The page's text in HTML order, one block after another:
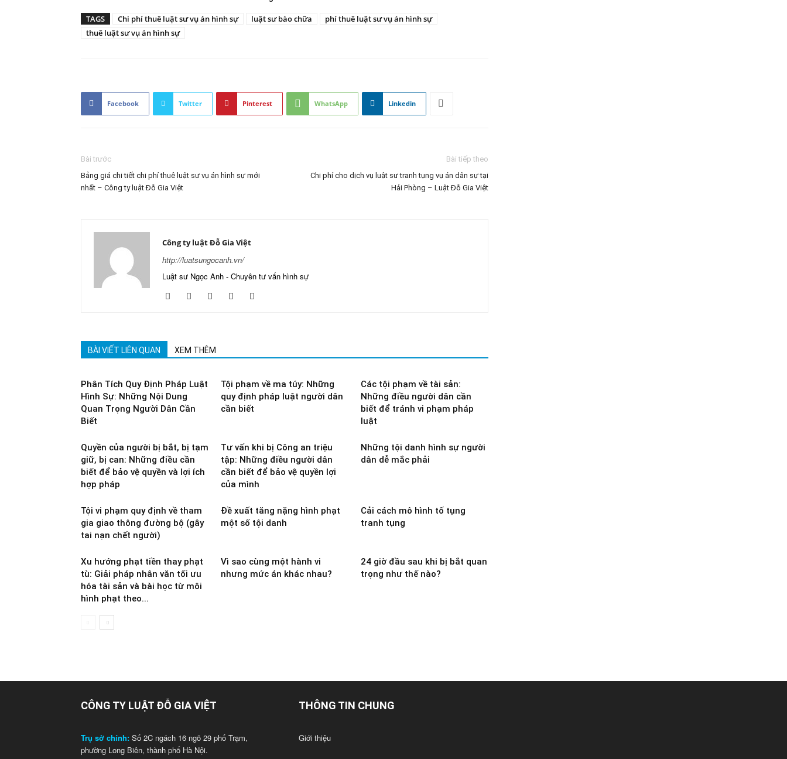
TAGS Chi phí thuê luật sư vụ án hình sự luật sư bào chữa
phí thuê luật sư vụ án hình sự
thuê luật sư vụ án hình sự
Facebook Twitter Pinterest WhatsApp Linkedin
Bài trước
Bảng giá chi tiết chi phí thuê luật sư vụ án hình sự mới
nhất – Công ty luật Đỗ Gia Việt
Bài tiếp theo
Chi phí cho dịch vụ luật sư tranh tụng vụ án dân sự tại
Hải Phòng – Luật Đỗ Gia Việt
Công ty luật Đỗ Gia Việt
http://luatsungocanh.vn/
Luật sư Ngọc Anh - Chuyên tư vấn hình sự
BÀI VIẾT LIÊN QUAN XEM THÊM
Phân Tích Quy Định Pháp Luật
Hình Sự: Những Nội Dung
Quan Trọng Người Dân Cần
Biết
Tội phạm về ma túy: Những
quy định pháp luật người dân
cần biết
Các tội phạm về tài sản:
Những điều người dân cần
biết để tránh vi phạm pháp
luật
Quyền của người bị bắt, bị tạm
giữ, bị can: Những điều cần
biết để bảo vệ quyền và lợi ích
hợp pháp
Tư vấn khi bị Công an triệu
tập: Những điều người dân
cần biết để bảo vệ quyền lợi
của mình
Những tội danh hình sự người
dân dễ mắc phải
Tội vi phạm quy định về tham
gia giao thông đường bộ (gây
tai nạn chết người)
Đề xuất tăng nặng hình phạt
một số tội danh
Cải cách mô hình tố tụng
tranh tụng
Xu hướng phạt tiền thay phạt
tù: Giải pháp nhân văn tối ưu
hóa tài sản và bài học từ môi
hình phạt theo...
Vì sao cùng một hành vi
nhưng mức án khác nhau?
24 giờ đầu sau khi bị bắt quan
trọng như thế nào?
CÔNG TY LUẬT ĐỖ GIA VIỆT
Trụ sở chính: Số 2C ngách 16 ngõ 29 phố Trạm,
phường Long Biên, thành phố Hà Nội.
THÔNG TIN CHUNG
Giới thiệu